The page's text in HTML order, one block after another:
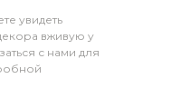
увидеть
вживую у
с нами для